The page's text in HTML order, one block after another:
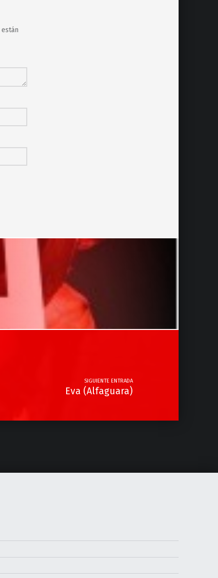
SIGUIENTE ENTRADA
Eva (Alfaguara)